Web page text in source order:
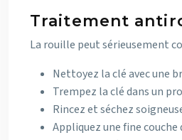
Traitement
La rouille peut sérieusement
Nettoyez la clé avec une
Trempez la clé dans un
Rincez et séchez
Appliquez une fine